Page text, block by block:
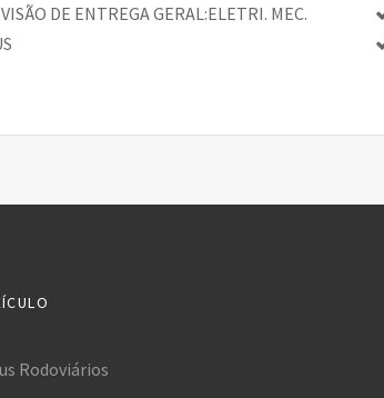
DE ENTREGA GERAL:ELETRI. MEC.
Rodoviários